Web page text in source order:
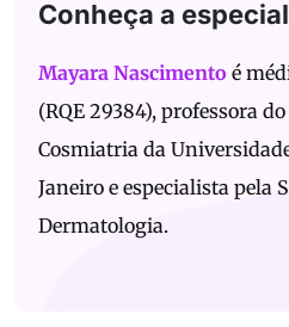
Conheça a
Mayara Nascimento é
(RQE 29384), professora
Cosmiatria da
Janeiro e especialista pela
Dermatologia.